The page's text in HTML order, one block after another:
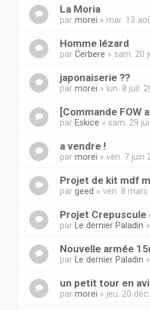
La Moria
par morei » mar. 13
Homme lézard
par Cerbere » sam. 20
japonaiserie ??
par morei » lun. 8 juil.
[Commande FOW
par Eskice » sam. 29
a vendre !
par morei » ven. 7 juin
Projet de kit mdf
par geed » ven. 8 mars
Projet Crepuscule
par Le dernier Paladin
Nouvelle armée
par Le dernier Paladin
un petit tour en
par morei » jeu. 20